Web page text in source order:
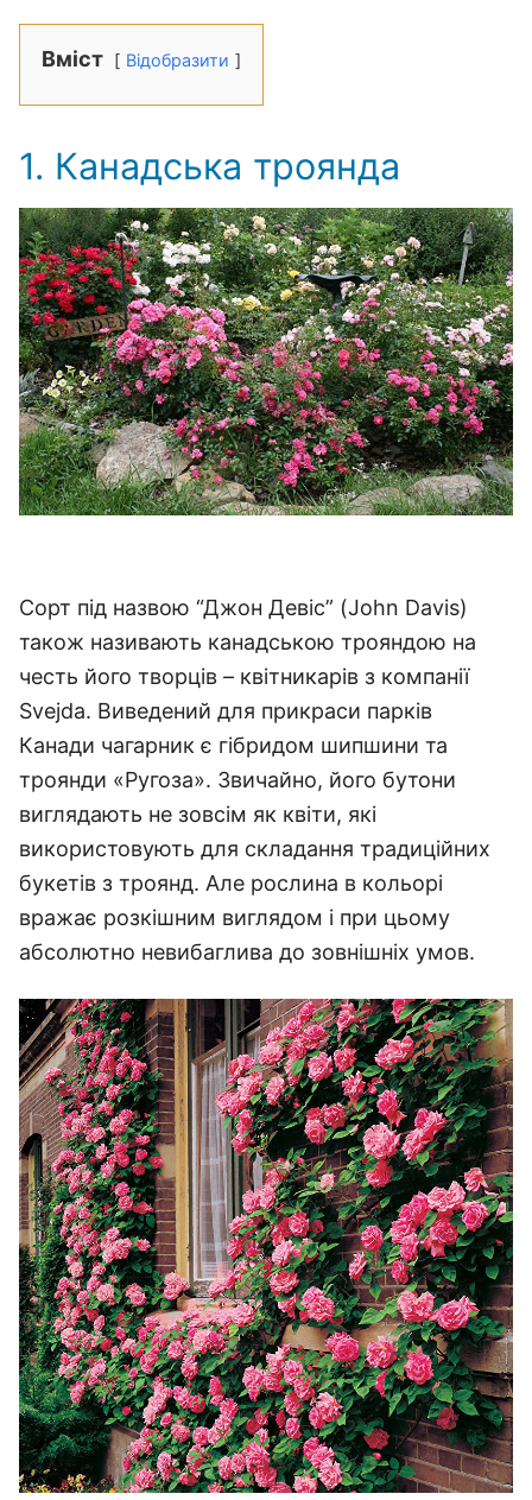
Вміст Відобразити
1. Канадська троянда
Сорт під назвою “Джон Девіс” (John Davis)
також називають канадською трояндою на
честь його творців – квітникарів з компанії
Svejda. Виведений для прикраси парків
Канади чагарник є гібридом шипшини та
троянди «Ругоза». Звичайно, його бутони
виглядають не зовсім як квіти, які
використовують для складання традиційних
букетів з троянд. Але рослина в кольорі
вражає розкішним виглядом і при цьому
абсолютно невибаглива до зовнішніх умов.